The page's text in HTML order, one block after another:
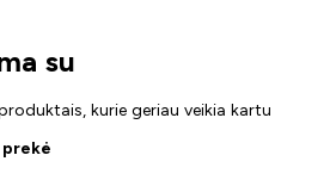
su
kurie geriau veikia kartu